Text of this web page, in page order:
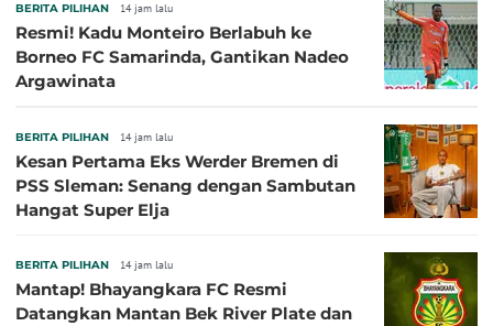
BERITA PILIHAN 14 jam lalu
Resmi! Kadu Monteiro Berlabuh ke
Borneo FC Samarinda, Gantikan Nadeo
Argawinata
BERITA PILIHAN 14 jam lalu
Kesan Pertama Eks Werder Bremen di
PSS Sleman: Senang dengan Sambutan
Hangat Super Elja
BERITA PILIHAN 14 jam lalu
Mantap! Bhayangkara FC Resmi
Datangkan Mantan Bek River Plate dan